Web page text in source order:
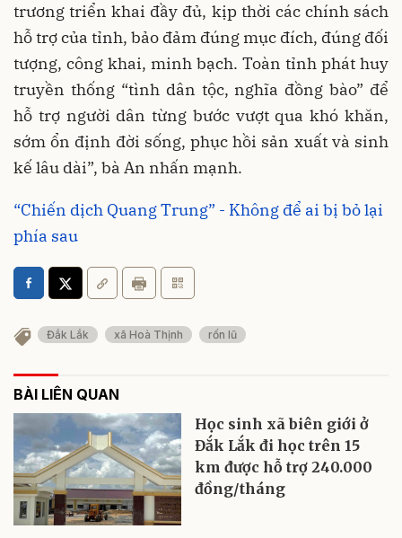
trương triển khai đầy đủ, kịp thời các chính sách
hỗ trợ của tỉnh, bảo đảm đúng mục đích, đúng đối
tượng, công khai, minh bạch. Toàn tỉnh phát huy
truyền thống “tình dân tộc, nghĩa đồng bào” để
hỗ trợ người dân từng bước vượt qua khó khăn,
sớm ổn định đời sống, phục hồi sản xuất và sinh
kế lâu dài”, bà An nhấn mạnh.
“Chiến dịch Quang Trung” - Không để ai bị bỏ lại
phía sau
Đắk Lắk xã Hoà Thịnh rốn lũ
BÀI LIÊN QUAN
Học sinh xã biên giới ở
Đắk Lắk đi học trên 15
km được hỗ trợ 240.000
đồng/tháng